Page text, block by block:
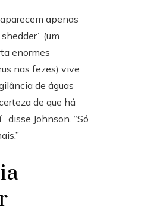
apenas
(um
enormes
nas fezes) vive
de águas
de que há
disse Johnson. “Só